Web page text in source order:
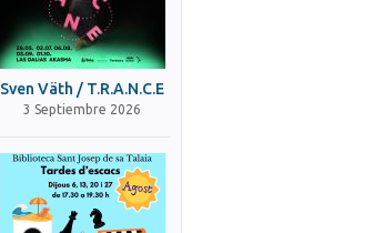
Sven Väth / T.R.A.N.C.E
3 Septiembre 2026